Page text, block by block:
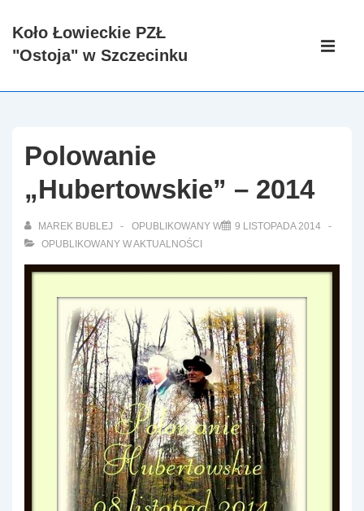
SkipKoło Łowieckie PZŁ
"Ostoja" w Szczecinku
Główna
Polowanie
„Hubertowskie” – 2014
MAREK BUBLEJ OPUBLIKOWANY W
9 LISTOPADA 2014
OPUBLIKOWANY WAKTUALNOŚCI